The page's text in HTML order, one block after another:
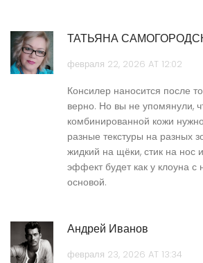
ТАТЬЯНА
февраля 22, 2026 AT 12:02
Консилер наносится после
верно. Но вы не упомянули,
комбинированной кожи
разные текстуры на разных
жидкий на щёки, стик на нос
эффект будет как у клоуна с
основой.
Андрей Иванов
февраля 23, 2026 AT 13:34